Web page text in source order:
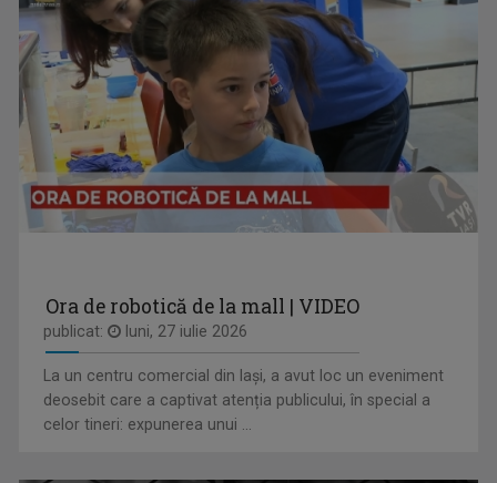
ARENA
Emisiune cu specific sportiv, care abordează ...
LAURA LUCESCU
Nu împlinise 20 de ani când a început să vadă ...
MARGA ANDREESCU
A început să lucreze la TVR Iaşi în 1998 în ...
Ora de robotică de la mall | VIDEO
publicat: luni, 27 iulie 2026
La un centru comercial din Iași, a avut loc un eveniment
deosebit care a captivat atenția publicului, în special a
celor tineri: expunerea unui ...